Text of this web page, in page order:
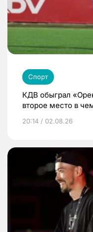
Спорт
КДВ обыграл
второе место в
20:14 / 02.08.26